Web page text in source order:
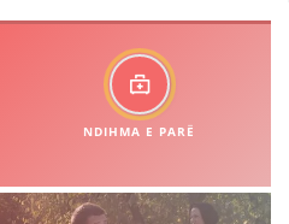
ME PUBLIKUN
OPINIONIT PUBLIK
NDËRKOMBËTAR
NDIHMA E PARË